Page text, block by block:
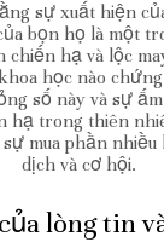
sự xuất hiện
bọn họ là một
chiến hạ và lộc
học nào
số này và sự
hạ trong thiên
mua phần nhiều
dịch và cơ hội.
lòng tin